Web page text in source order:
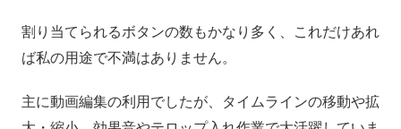
割り当てられるボタンの数もかなり多く、これだけあれ
ば私の用途で不満はありません。
主に動画編集の利用でしたが、タイムラインの移動や拡